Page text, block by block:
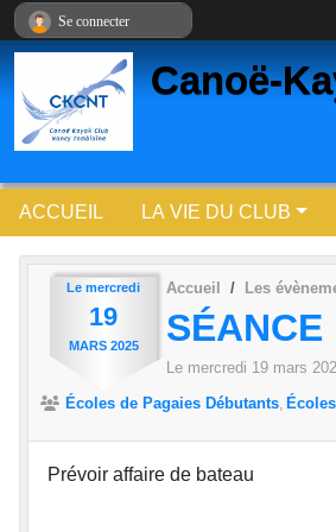
Canoë-
ACCUEIL LA VIE DU CLUB
Le mercredi
19
MARS 2025
Accueil Les
SÉANCE
Le mercredi 19 mars
Écoles de Pagaies Débutants
Prévoir affaire de bateau
Se connecter
Panneau de gestion des cookies